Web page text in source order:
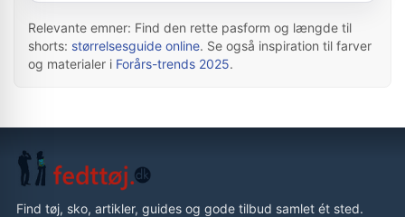
Relevante emner: Find den rette pasform og længde til
shorts: størrelsesguide online. Se også inspiration til farver
og materialer i Forårs-trends 2025.
Find tøj, sko, artikler, guides og gode tilbud samlet ét sted.